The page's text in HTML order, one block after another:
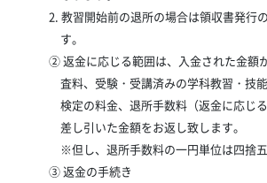
2. 教習開始前の退所の場合は領収書発行
す。
② 返金に応じる範囲は、入金された金額
査料、受験・受講済みの学科教習・技
検定の料金、退所手数料（返金に応じ
差し引いた金額をお返し致します。
※但し、退所手数料の一円単位は四捨五
③ 返金の手続き